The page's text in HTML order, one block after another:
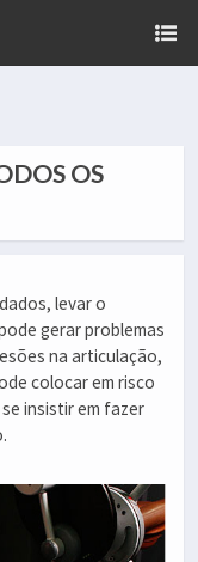
OS
levar o
gerar problemas
na articulação,
colocar em risco
insistir em fazer